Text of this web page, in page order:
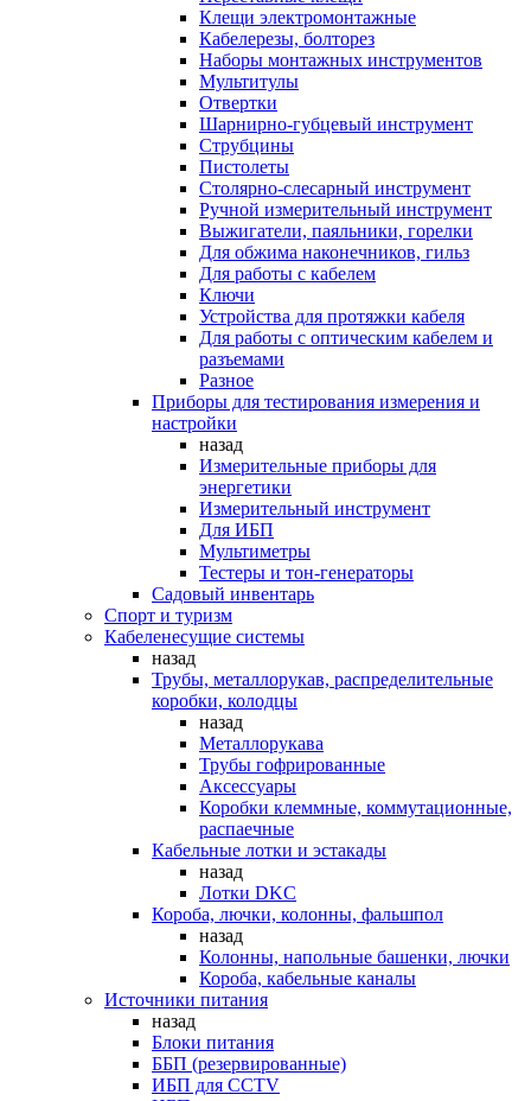
Клещи электромонтажные
Кабелерезы, болторез
Наборы монтажных инструментов
Мультитулы
Отвертки
Шарнирно-губцевый инструмент
Струбцины
Пистолеты
Столярно-слесарный инструмент
Ручной измерительный инструмент
Выжигатели, паяльники, горелки
Для обжима наконечников, гильз
Для работы с кабелем
Ключи
Устройства для протяжки кабеля
Для работы с оптическим кабелем и
разъемами
Разное
Приборы для тестирования измерения и
настройки
назад
Измерительные приборы для
энергетики
Измерительный инструмент
Для ИБП
Мультиметры
Тестеры и тон-генераторы
Садовый инвентарь
Спорт и туризм
Кабеленесущие системы
назад
Трубы, металлорукав, распределительные
коробки, колодцы
назад
Металлорукава
Трубы гофрированные
Аксессуары
Коробки клеммные, коммутационные,
распаечные
Кабельные лотки и эстакады
назад
Лотки DKC
Короба, лючки, колонны, фальшпол
назад
Колонны, напольные башенки, лючки
Короба, кабельные каналы
Источники питания
назад
Блоки питания
ББП (резервированные)
ИБП для CCTV